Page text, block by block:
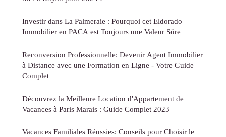
Investir dans La Palmeraie : Pourquoi cet Eldorado
Immobilier en PACA est Toujours une Valeur Sûre
Reconversion Professionnelle: Devenir Agent Immobilier
à Distance avec une Formation en Ligne - Votre Guide
Complet
Découvrez la Meilleure Location d'Appartement de
Vacances à Paris Marais : Guide Complet 2023
Vacances Familiales Réussies: Conseils pour Choisir le